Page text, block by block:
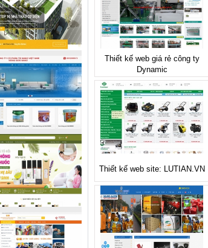
Thiết kế web giá rẻ công ty
Dynamic
Thiết kế web site: LUTIAN.VN